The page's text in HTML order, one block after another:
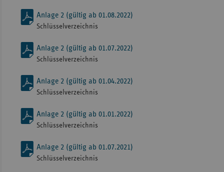
Anlage 2 (gültig ab 01.08.2022)
Schlüsselverzeichnis
Anlage 2 (gültig ab 01.07.2022)
Schlüsselverzeichnis
Anlage 2 (gültig ab 01.04.2022)
Schlüsselverzeichnis
Anlage 2 (gültig ab 01.01.2022)
Schlüsselverzeichnis
Anlage 2 (gültig ab 01.07.2021)
Schlüsselverzeichnis